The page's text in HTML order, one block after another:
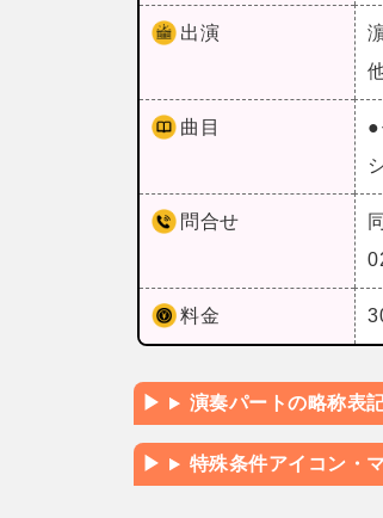
出演
曲目
●
問合せ
料金
演奏パートの略称表
特殊条件アイコン・